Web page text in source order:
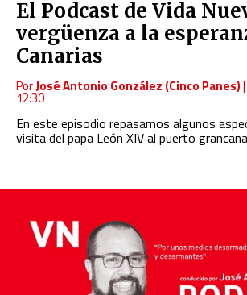
El Podcast de Vida
vergüenza a la
Canarias
PorJosé Antonio González (Cinco Panes)|
12:30
En este episodio repasamos algunos
visita del papa León XIV al puerto